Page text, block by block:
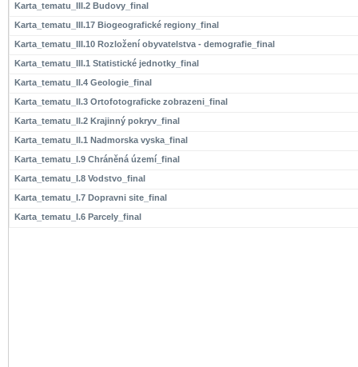
Karta_tematu_III.2 Budovy_final
Karta_tematu_III.17 Biogeografické regiony_final
Karta_tematu_III.10 Rozložení obyvatelstva - demografie_final
Karta_tematu_III.1 Statistické jednotky_final
Karta_tematu_II.4 Geologie_final
Karta_tematu_II.3 Ortofotograficke zobrazeni_final
Karta_tematu_II.2 Krajinný pokryv_final
Karta_tematu_II.1 Nadmorska vyska_final
Karta_tematu_I.9 Chráněná území_final
Karta_tematu_I.8 Vodstvo_final
Karta_tematu_I.7 Dopravni site_final
Karta_tematu_I.6 Parcely_final